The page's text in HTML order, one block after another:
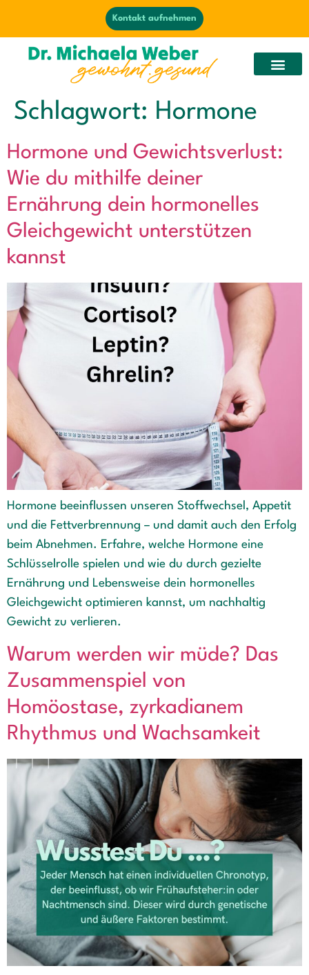
Kontakt aufnehmen
Schlagwort: Hormone
Hormone und Gewichtsverlust:
Wie du mithilfe deiner
Ernährung dein hormonelles
Gleichgewicht unterstützen
kannst
Hormone beeinflussen unseren Stoffwechsel, Appetit
und die Fettverbrennung – und damit auch den Erfolg
beim Abnehmen. Erfahre, welche Hormone eine
Schlüsselrolle spielen und wie du durch gezielte
Ernährung und Lebensweise dein hormonelles
Gleichgewicht optimieren kannst, um nachhaltig
Gewicht zu verlieren.
Warum werden wir müde? Das
Zusammenspiel von
Homöostase, zyrkadianem
Rhythmus und Wachsamkeit